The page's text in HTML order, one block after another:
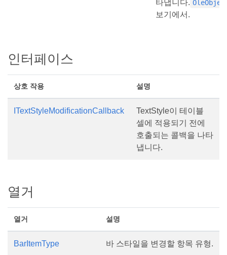
타냅니다.
보기에서.
인터페이스
상호 작용 설명
ITextStyleModificationCallback
TextStyle이 테이블
셀에 적용되기 전에
호출되는 콜백을 나타
냅니다.
열거
열거 설명
BarItemType 바 스타일을 변경할 항목 유형.